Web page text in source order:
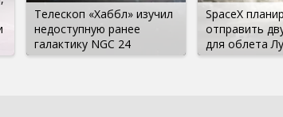
Телескоп «Хаббл» изучил
недоступную ранее
галактику NGC 24
SpaceX
отправить
для облета